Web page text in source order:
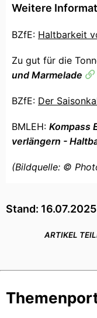
Weitere
BZfE: Haltbarkeit
Zu gut für die
und Marmelade
BZfE: Der
BMLEH: Kompass
verlängern -
(Bildquelle: ©
Stand: 16.07.2025
ARTIKEL